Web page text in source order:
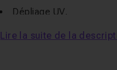
Dépliage UV,
Sculpt de la version
Lire la suite de la